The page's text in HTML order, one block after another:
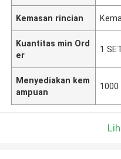
Kemasan rincian
Kuantitas min Ord
er
1
Menyediakan kem
ampuan